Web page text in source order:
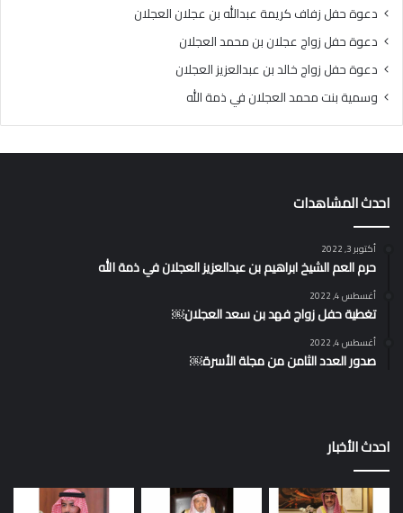
دعوة حفل زفاف كريمة عبدالله بن عجلان العجلان
دعوة حفل زواج عجلان بن محمد العجلان
دعوة حفل زواج خالد بن عبدالعزيز العجلان
وسمية بنت محمد العجلان في ذمة الله
احدث المشاهدات
أكتوبر 3, 2022
حرم العم الشيخ ابراهيم بن عبدالعزيز العجلان في ذمة الله
أغسطس 4, 2022
تغطية حفل زواج فهد بن سعد العجلان￼
أغسطس 4, 2022
صدور العدد الثامن من مجلة الأسرة￼
احدث الأخبار